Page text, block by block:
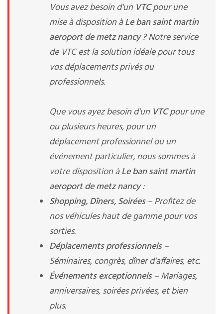
Vous avez besoin d'un VTCpour une
mise à disposition àLe ban saint martin
aeroport de metz nancy? Notre service
de VTC est la solution idéale pour tous
vos déplacements privés ou
professionnels.
Que vous ayez besoin d'un VTCpour une
ou plusieurs heures, pour un
déplacement professionnel ou un
événement particulier, nous sommes à
votre disposition àLe ban saint martin
aeroport de metz nancy:
Shopping, Dîners, Soirées– Profitez de
nos véhicules haut de gamme pour vos
sorties.
Déplacements professionnels–
Séminaires, congrès, dîner d'affaires, etc.
Événements exceptionnels– Mariages,
anniversaires, soirées privées, et bien
plus.